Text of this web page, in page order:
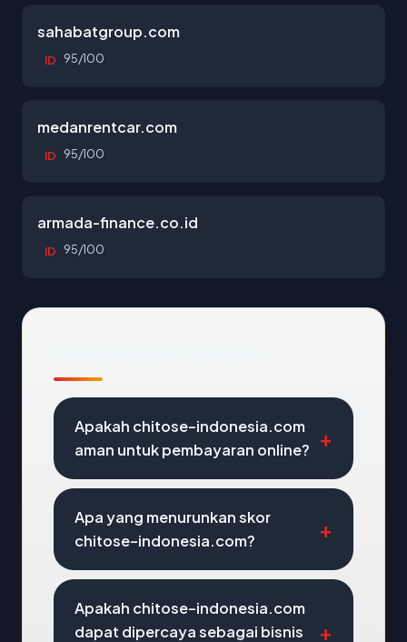
sahabatgroup.com
ID 95/100
medanrentcar.com
ID 95/100
armada-finance.co.id
ID 95/100
Apakah chitose-indonesia.com
aman untuk pembayaran online?
Apa yang menurunkan skor
chitose-indonesia.com?
Apakah chitose-indonesia.com
dapat dipercaya sebagai bisnis